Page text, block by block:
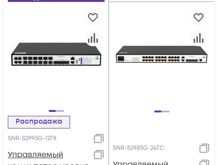
Распродажа
SNR-S2995G-12FX
Управляемый
SNR-S2985G-24TC